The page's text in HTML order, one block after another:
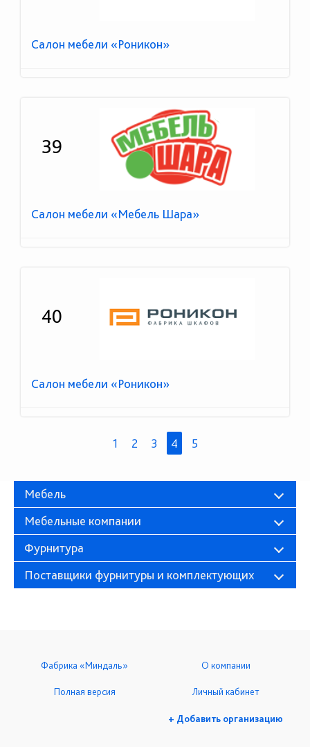
Салон мебели «Роникон»
39
Салон мебели «Мебель Шара»
40
Салон мебели «Роникон»
1 2 3 4 5
Мебель
Мебельные компании
Фурнитура
Поставщики фурнитуры и комплектующих
Фабрика «Миндаль» О компании
Полная версия Личный кабинет
+ Добавить организацию